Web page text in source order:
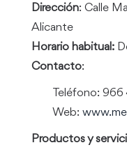
Dirección: Calle
Alicante
Horario habitual:
Contacto:
Teléfono:
Web:
Productos y